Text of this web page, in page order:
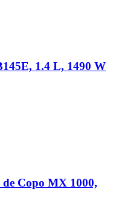
1.4 L, 1490 W
Copo MX 1000,